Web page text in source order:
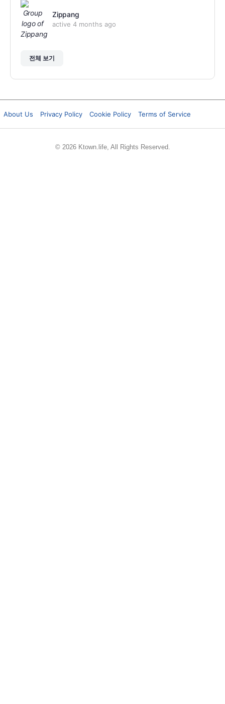
Zippang
active 4 months ago
전체 보기
About Us Privacy Policy Cookie Policy Terms of Service
© 2026 Ktown.life, All Rights Reserved.